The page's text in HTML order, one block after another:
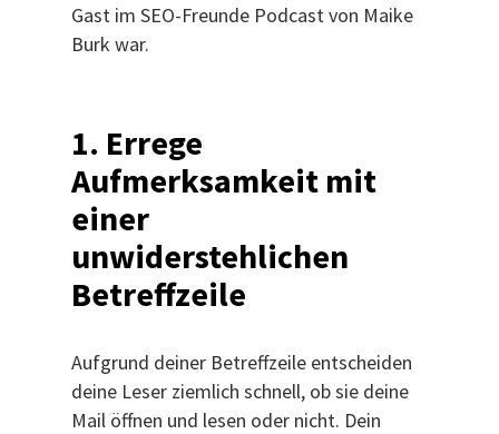
Gast im SEO-Freunde Podcast von Maike
Burk war.
1. Errege
Aufmerksamkeit mit
einer
unwiderstehlichen
Betreffzeile
Aufgrund deiner Betreffzeile entscheiden
deine Leser ziemlich schnell, ob sie deine
Mail öffnen und lesen oder nicht. Dein